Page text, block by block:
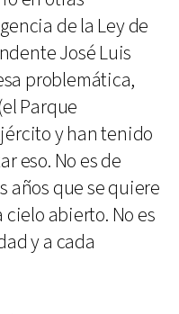
de la Ley de
José Luis
problemática,
Parque
y han tenido
eso. No es de
años que se quiere
abierto. No es
y a cada